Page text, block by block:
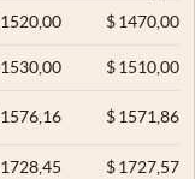
1520,00 $1470,00
1530,00 $1510,00
1576,16 $1571,86
1728,45 $1727,57